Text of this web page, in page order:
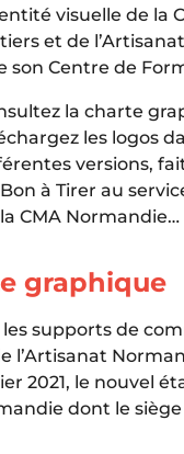
visuelle de la
et de
son Centre de
la charte
les logos
versions,
à Tirer au
CMA Normandie…
graphique
supports de
l’Artisanat
2021, le nouvel
dont le